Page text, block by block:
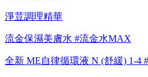
淨荳調理精華
流金保濕美膚水 #流金水MAX
全新 ME自律循環液 N (舒緩) 1-4